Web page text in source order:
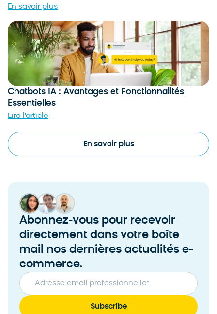
En savoir plus
Chatbots IA : Avantages et Fonctionnalités
Essentielles
Lire l'article
En savoir plus
Abonnez-vous pour recevoir
directement dans votre boîte
mail nos dernières actualités e-
commerce.
Adresse email professionnelle*